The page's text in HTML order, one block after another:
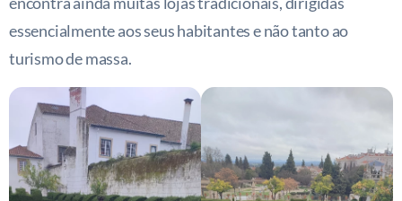
essencialmente aos seus habitantes e não tanto ao
turismo de massa.